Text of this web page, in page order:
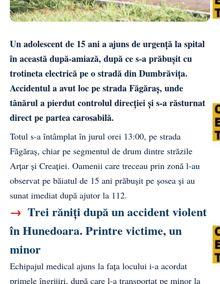
Un adolescent de 15 ani a ajuns de urgență la spital
în această după-amiază, după ce s-a prăbușit cu
trotineta electrică pe o stradă din Dumbrăvița.
Accidentul a avut loc pe strada Făgăraș, unde
tânărul a pierdut controlul direcției și s-a răsturnat
direct pe partea carosabilă.
Totul s-a întâmplat în jurul orei 13:00, pe strada
Făgăraș, chiar pe segmentul de drum dintre străzile
Arțar și Creației. Oamenii care treceau prin zonă l-au
observat pe băiatul de 15 ani prăbușit pe șosea și au
sunat imediat după ajutor la 112.
→ Trei răniți după un accident violent
în Hunedoara. Printre victime, un
minor
Echipajul medical ajuns la fața locului i-a acordat
primele îngrijiri, după care l-a transportat pe minor la